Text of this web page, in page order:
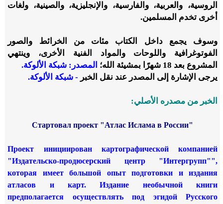
الروسية، والعربية، والفارسية، والإنجليزية، والصينية، ولغات
أخرى تخدم المسلمين.
وسوف يجمع داخل الكتاب مئات من الخرائط والصور
الفوتوغرافية واللوحات والمواد الفنية الأخرى، وينتهي
المشروع بعد 18 شهرًا بمشيئة الله؛
المصدر: شبكة الألوكة.
يرجى الإشارة إلى المصدر عند نقل الخبر - شبكة الألوكة.
الخبر من مصدره الأصلي:
Стартовал проект "Атлас Ислама в России"
Проект инициирован картографической компанией
"Издательско-продюсерский центр "Интергрупп"",
которая имеет большой опыт подготовки и издания
атласов и карт. Издание необычной книги
предполагается осуществлять под эгидой Русского